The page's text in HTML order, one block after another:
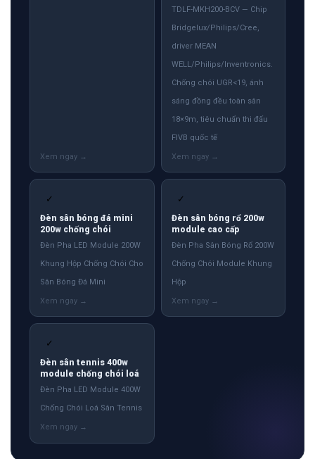
TDLF-MKH200-BCV — Chip
Bridgelux/Philips/Cree,
driver MEAN
WELL/Philips/Inventronics.
Chống chói UGR<19, ánh
sáng đồng đều toàn sân
18×9m, tiêu chuẩn thi đấu
FIVB quốc tế
✓
Đèn sân bóng đá mini
200w chống chói
Đèn Pha LED Module 200W
Khung Hộp Chống Chói Cho
Sân Bóng Đá Mini
✓
Đèn sân bóng rổ 200w
module cao cấp
Đèn Pha Sân Bóng Rổ 200W
Chống Chói Module Khung
Hộp
✓
Đèn sân tennis 400w
module chống chói loá
Đèn Pha LED Module 400W
Chống Chói Loá Sân Tennis